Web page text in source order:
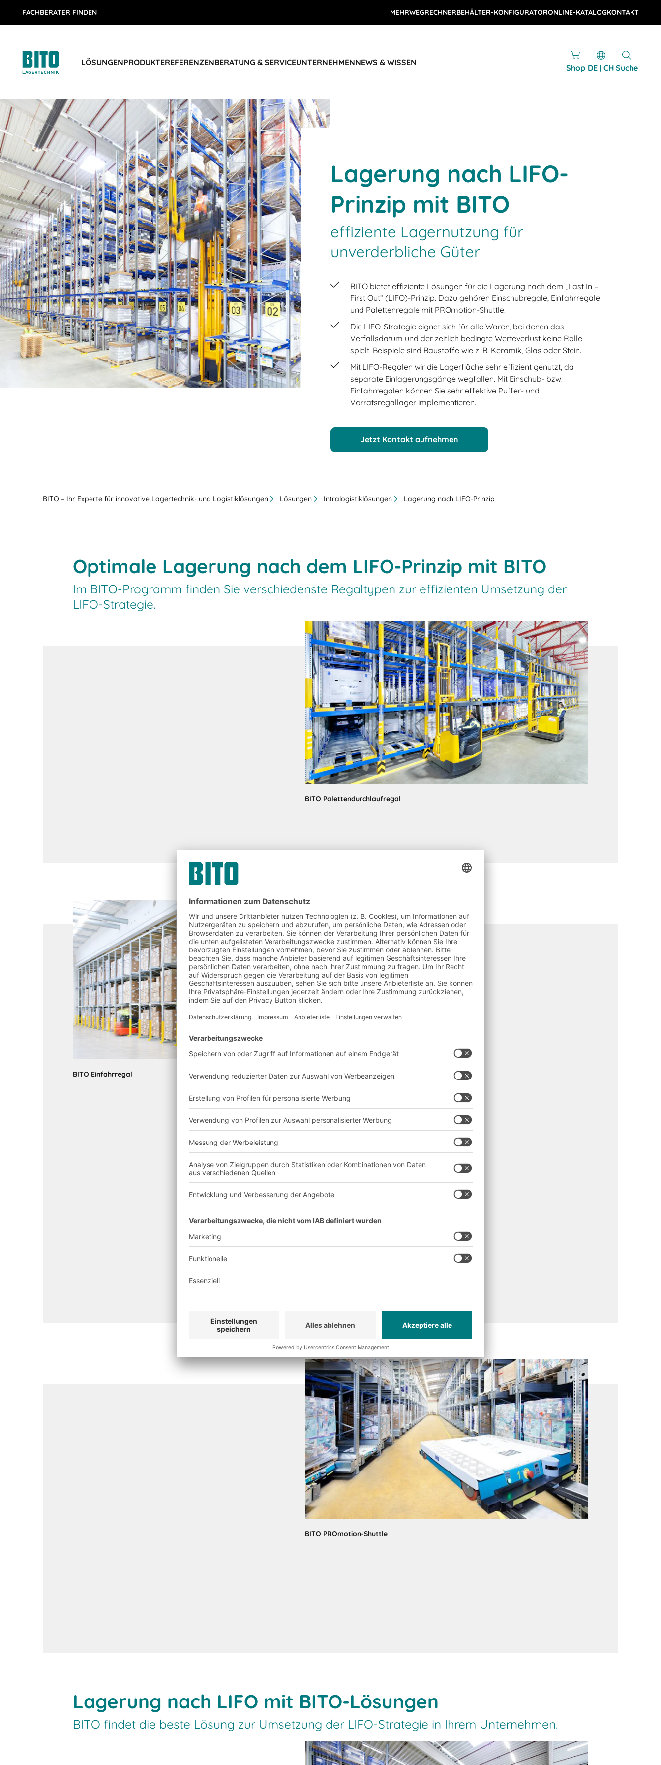
FACHBERATER FINDEN MEHRWEGRECHNERBEHÄLTER-KONFIGURATORONLINE-KATALOGKONTAKT
LÖSUNGENPRODUKTEREFERENZENBERATUNG & SERVICEUNTERNEHMENNEWS & WISSEN
Shop DE | CH Suche
BIT O
Lagerung nach LIFO-
Prinzip mit BITO
effiziente Lagernutzung für
unverderbliche Güter
BITO bietet effiziente Lösungen für die Lagerung nach dem „Last In –
First Out“ (LIFO)-Prinzip. Dazu gehören Einschubregale, Einfahrregale
und Palettenregale mit PROmotion-Shuttle.
Die LIFO-Strategie eignet sich für alle Waren, bei denen das
Verfallsdatum und der zeitlich bedingte Werteverlust keine Rolle
spielt. Beispiele sind Baustoffe wie z. B. Keramik, Glas oder Stein.
Mit LIFO-Regalen wir die Lagerfläche sehr effizient genutzt, da
separate Einlagerungsgänge wegfallen. Mit Einschub- bzw.
Einfahrregalen können Sie sehr effektive Puffer- und
Vorratsregallager implementieren.
Jetzt Kontakt aufnehmen
BITO – Ihr Experte für innovative Lagertechnik- und Logistiklösungen Lösungen Intralogistiklösungen Lagerung nach LIFO-Prinzip
Optimale Lagerung nach dem LIFO-Prinzip mit BITO
Im BITO-Programm finden Sie verschiedenste Regaltypen zur effizienten Umsetzung der
LIFO-Strategie.
BITO Palettendurchlaufregal
BITO Einfahrregal
BITO PROmotion-Shuttle
Lagerung nach LIFO mit BITO-Lösungen
BITO findet die beste Lösung zur Umsetzung der LIFO-Strategie in Ihrem Unternehmen.